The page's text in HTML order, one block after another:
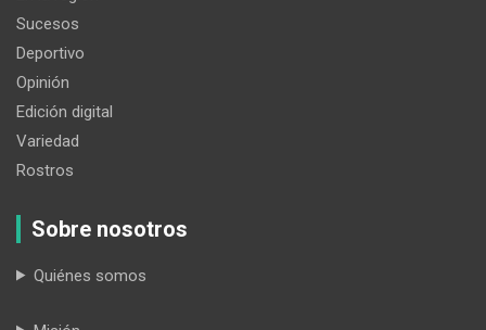
Sucesos
Deportivo
Opinión
Edición digital
Variedad
Rostros
Sobre nosotros
Quiénes somos